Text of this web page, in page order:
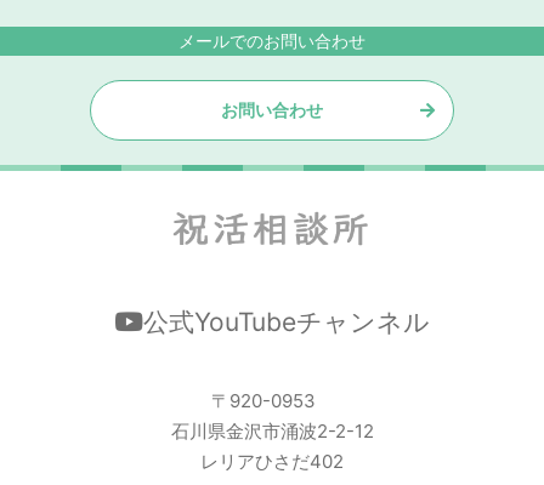
メールでのお問い合わせ
お問い合わせ
公式YouTubeチャンネル
〒920-0953
石川県金沢市涌波2-2-12
レリアひさだ402